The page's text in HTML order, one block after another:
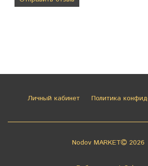
Личный кабинет Политика
Nodov MARKET 2026